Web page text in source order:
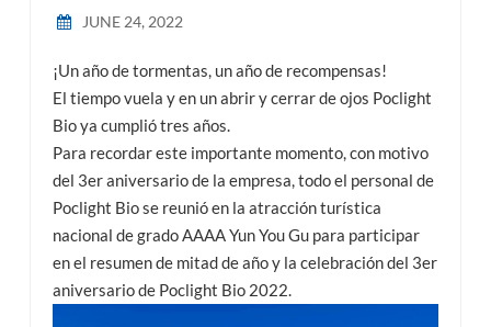
JUNE 24, 2022
¡Un año de tormentas, un año de recompensas!
El tiempo vuela y en un abrir y cerrar de ojos Poclight
Bio ya cumplió tres años.
Para recordar este importante momento, con motivo
del 3er aniversario de la empresa, todo el personal de
Poclight Bio se reunió en la atracción turística
nacional de grado AAAA Yun You Gu para participar
en el resumen de mitad de año y la celebración del 3er
aniversario de Poclight Bio 2022.